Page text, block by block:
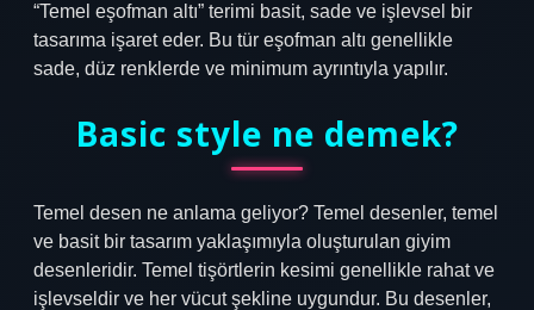
“Temel eşofman altı” terimi basit, sade ve işlevsel bir
tasarıma işaret eder. Bu tür eşofman altı genellikle
sade, düz renklerde ve minimum ayrıntıyla yapılır.
Basic style ne demek?
Temel desen ne anlama geliyor? Temel desenler, temel
ve basit bir tasarım yaklaşımıyla oluşturulan giyim
desenleridir. Temel tişörtlerin kesimi genellikle rahat ve
işlevseldir ve her vücut şekline uygundur. Bu desenler,